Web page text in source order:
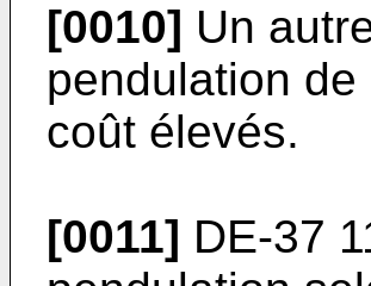
[0010] Un
pendulation
coût élevés.
[0011] DE-37